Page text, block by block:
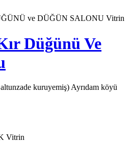
Vitrin
Düğünü Ve
kuruyemiş) Ayrıdam köyü
Vitrin